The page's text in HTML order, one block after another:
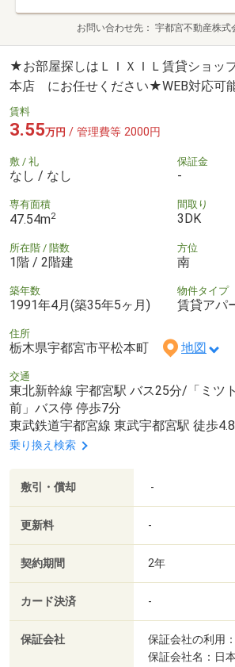
お問い合わせ先 宇都宮不動産株
★お部屋探しはＬＩＸＩＬ賃貸ショッ
本店 にお任せください★WEB対応可
賃料
3.55万円 / 管理費等 2000円
敷 / 礼
なし / なし
保証金
-
専有面積
47.54m2
間取り
3DK
所在階 / 階数
1階 / 2階建
方位
南
築年数
1991年4月(築35年5ヶ月)
物件タイプ
賃貸アパ
住所
栃木県宇都宮市平松本町 地図
交通
東北新幹線 宇都宮駅 バス25分/「ミツ
前」バス停 停歩7分
東武鉄道宇都宮線 東武宇都宮駅 徒歩
乗り換え検索
敷引・償却 -
更新料 -
契約期間 2年
カード決済 -
保証会社
保証会社の利用
保証会社名：日